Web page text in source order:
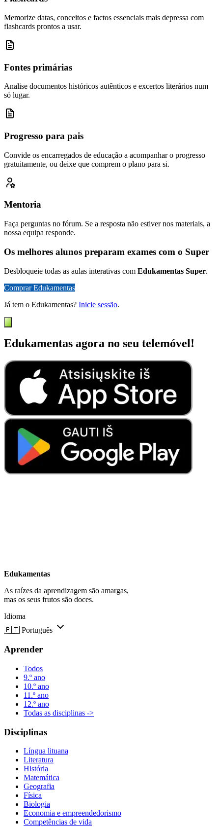
Memorize datas, conceitos e factos essenciais mais depressa com
flashcards prontos a usar.
Fontes primárias
Analise documentos históricos autênticos e excertos literários num
só lugar.
Progresso para pais
Convide os encarregados de educação a acompanhar o progresso
gratuitamente, ou deixe que comprem o plano para si.
Mentoria
Faça perguntas no fórum. Se a resposta não estiver nos materiais, a
nossa equipa responde.
Os melhores alunos preparam exames com o Super
Desbloqueie todas as aulas interativas com Edukamentas Super.
Comprar Edukamentas
Já tem o Edukamentas? Inicie sessão.
Edukamentas agora no seu telemóvel!
Edukamentas
As raízes da aprendizagem são amargas,
mas os seus frutos são doces.
Idioma
🇵🇹 Português
Aprender
Todos
9.º ano
10.º ano
11.º ano
12.º ano
Todas as disciplinas ->
Disciplinas
Língua lituana
Literatura
História
Matemática
Geografia
Física
Biologia
Economia e empreendedorismo
Competências de vida